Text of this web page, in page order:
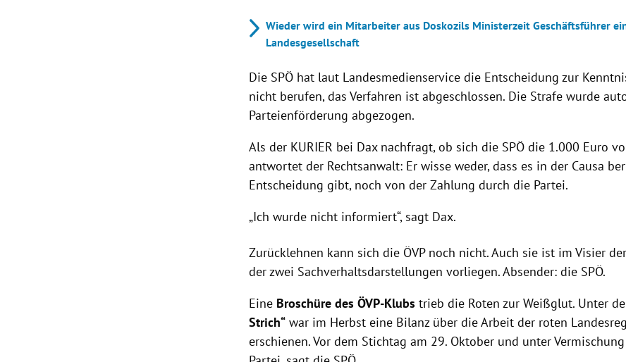
Wieder wird ein Mitarbeiter aus Doskozils Ministerzeit Geschäftsführer
Landesgesellschaft
Die SPÖ hat laut Landesmedienservice die Entscheidung zur
nicht berufen, das Verfahren ist abgeschlossen. Die Strafe wurde
Parteienförderung abgezogen.
Als der KURIER bei Dax nachfragt, ob sich die SPÖ die 1.000 Euro
antwortet der Rechtsanwalt: Er wisse weder, dass es in der Causa
Entscheidung gibt, noch von der Zahlung durch die Partei.
„Ich wurde nicht informiert“, sagt Dax.
Zurücklehnen kann sich die ÖVP noch nicht. Auch sie ist im Visier
der zwei Sachverhaltsdarstellungen vorliegen. Absender: die SPÖ.
Eine Broschüre des ÖVP-Klubs trieb die Roten zur Weißglut. Unter
Strich“ war im Herbst eine Bilanz über die Arbeit der roten
erschienen. Vor dem Stichtag am 29. Oktober und unter